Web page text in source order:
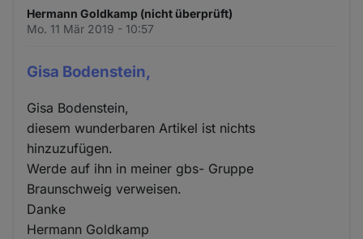
Hermann Goldkamp (nicht überprüft)
Mo. 11 Mär 2019 - 10:57
Gisa Bodenstein,
Gisa Bodenstein,
diesem wunderbaren Artikel ist nichts
hinzuzufügen.
Werde auf ihn in meiner gbs- Gruppe
Braunschweig verweisen.
Danke
Hermann Goldkamp